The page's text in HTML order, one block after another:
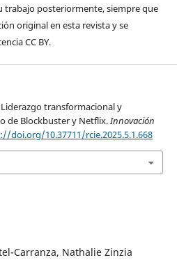
trabajo posteriormente, siempre que
original en esta revista y se
CC BY.
Liderazgo transformacional y
de Blockbuster y Netflix.Innovación
doi.org/10.37711/rcie.2025.5.1.668
Carranza, Nathalie Zinzia